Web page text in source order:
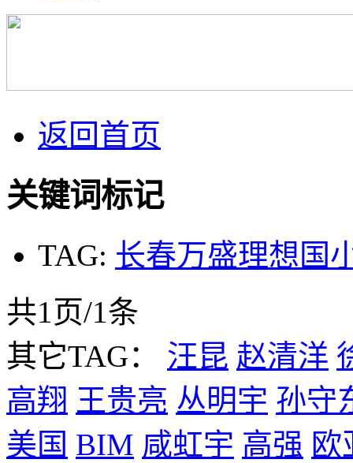
返回首页
关键词标记
TAG: 长春万盛理想国
共1页/1条
其它TAG： 汪昆 赵清洋
高翔 王贵亮 丛明宇 孙守
美国 BIM 咸虹宇 高强 欧